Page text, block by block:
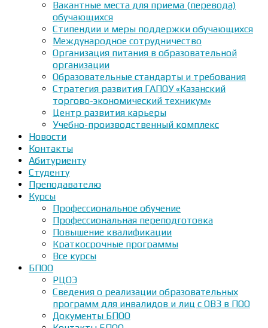
Вакантные места для приема (перевода)
обучающихся
Стипендии и меры поддержки обучающихся
Международное сотрудничество
Организация питания в образовательной
организации
Образовательные стандарты и требования
Стратегия развития ГАПОУ «Казанский
торгово-экономический техникум»
Центр развития карьеры
Учебно-производственный комплекс
Новости
Контакты
Абитуриенту
Студенту
Преподавателю
Курсы
Профессиональное обучение
Профессиональная переподготовка
Повышение квалификации
Краткосрочные программы
Все курсы
БПОО
РЦОЭ
Сведения о реализации образовательных
программ для инвалидов и лиц с ОВЗ в ПОО
Документы БПОО